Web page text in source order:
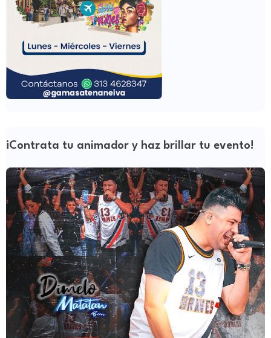
¡Contrata tu animador y haz brillar tu evento!